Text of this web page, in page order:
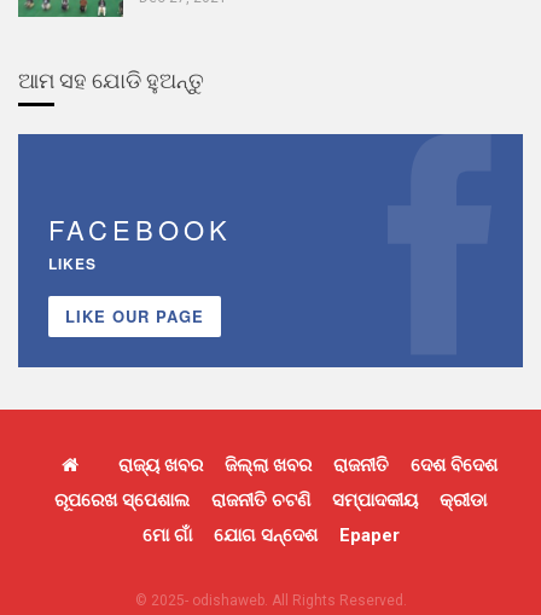
ଆମ ସହ ଯୋଡି ହୁଅନ୍ତୁ
FACEBOOK
LIKES
LIKE OUR PAGE
ରାଜ୍ୟ ଖବର ଜିଲ୍ଲା ଖବର ରାଜନୀତି
ଦେଶ ବିଦେଶ
ରୂପରେଖ ସ୍ପେଶାଲ
ରାଜନୀତି ଚଟଣି ସମ୍ପାଦକୀୟ
କ୍ରୀଡା
ମୋ ଗାଁ
ଯୋଗ ସନ୍ଦେଶ Epaper
© 2025- odishaweb. All Rights Reserved.